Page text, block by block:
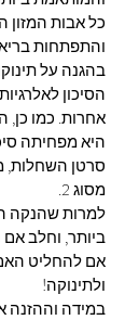
כל אבות המזון
והתפתחות
בהגנה על
הסיכון
אחרות. כמו
היא מפחיתה
סרטן השחלות,
מסוג 2.
למרות שהנקה
ביותר, וחלב
אם להחליט
ולתינוקה!
במידה וההזנה